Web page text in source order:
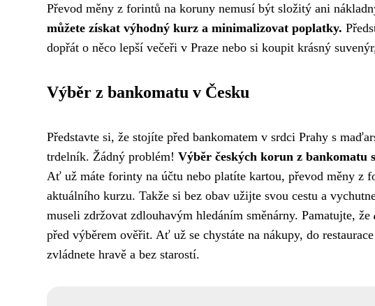
Převod měny z forintů na koruny nemusí být složitý ani
můžete získat výhodný kurz a minimalizovat poplatky.
dopřát o něco lepší večeři v Praze nebo si koupit krásný
Výběr z bankomatu v Česku
Představte si, že stojíte před bankomatem v srdci Prahy s
trdelník. Žádný problém! Výběr českých korun z
Ať už máte forinty na účtu nebo platíte kartou, převod měny z
aktuálního kurzu. Takže si bez obav užijte svou cestu a
museli zdržovat zdlouhavým hledáním směnárny. Pamatujte, že
před výběrem ověřit. Ať už se chystáte na nákupy, do
zvládnete hravě a bez starostí.